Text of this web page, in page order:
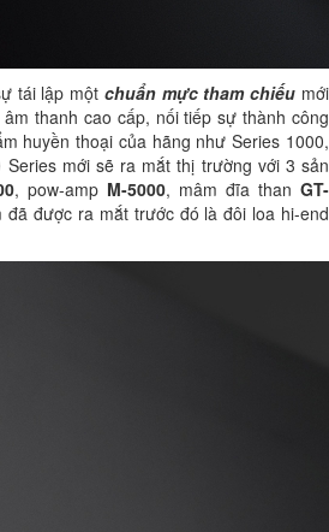
tái lập một chuẩn mực tham chiếu mới
thanh cao cấp, nối tiếp sự thành công
huyền thoại của hãng như Series 1000,
Series mới sẽ ra mắt thị trường với 3 sản
, pow-amp M-5000, mâm đĩa than GT-
đã được ra mắt trước đó là đôi loa hi-end